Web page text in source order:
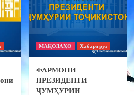
МАҚОЛАҲО Хабари рӯз
ФАРМОНИ
ПРЕЗИДЕНТИ
ҶУМҲУРИИ